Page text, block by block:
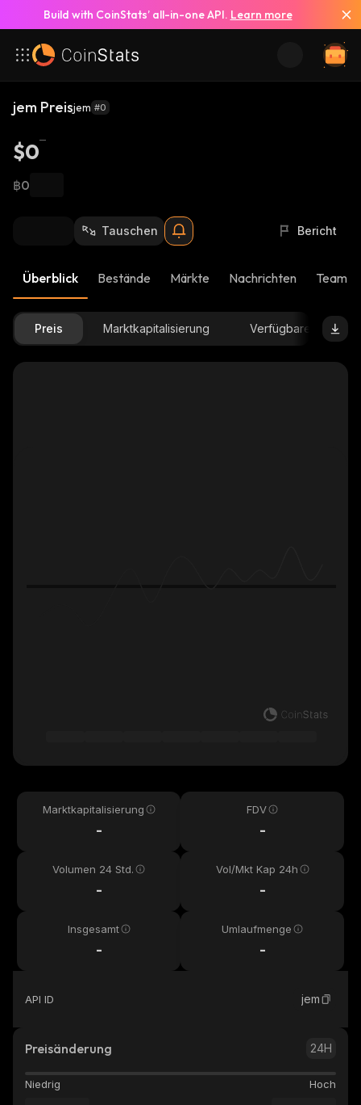
Build with CoinStats’ all-in-one API. Learn more
jem Preisjem #0
$0
฿0
Tauschen Bericht
Überblick Bestände Märkte Nachrichten Team-
Preis Marktkapitalisierung Verfügbare Menge
Marktkapitalisierung
-
FDV
-
Volumen 24 Std.
-
Vol/Mkt Kap 24h
-
Insgesamt
-
Umlaufmenge
-
API ID jem
Preisänderung 24H
Niedrig Hoch